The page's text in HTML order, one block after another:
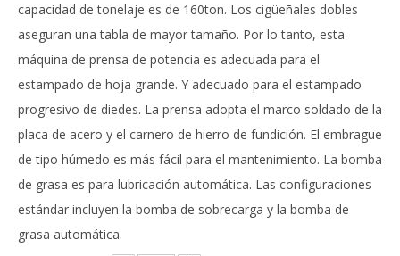
capacidad de tonelaje es de 160ton. Los cigüeñales dobles
aseguran una tabla de mayor tamaño. Por lo tanto, esta
máquina de prensa de potencia es adecuada para el
estampado de hoja grande. Y adecuado para el estampado
progresivo de diedes. La prensa adopta el marco soldado de la
placa de acero y el carnero de hierro de fundición. El embrague
de tipo húmedo es más fácil para el mantenimiento. La bomba
de grasa es para lubricación automática. Las configuraciones
estándar incluyen la bomba de sobrecarga y la bomba de
grasa automática.